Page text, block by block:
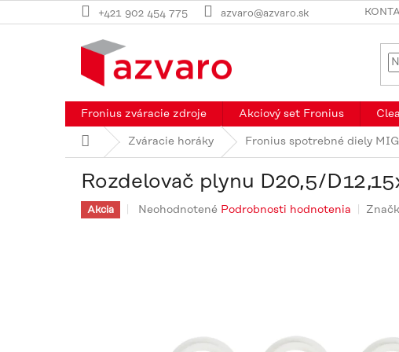
na
+421 902 454 775 azvaro@azvaro.sk
Fronius zváracie zdroje Akciový set Fronius
DomovZváracie horáky Fronius spotrebné diely MIG
Rozdelovač plynu D20,5/
Akcia
Priemerné
Neohodnotené Podrobnosti hodnotenia